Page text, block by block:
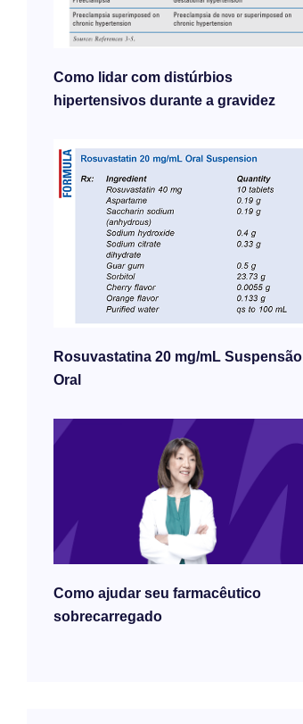
Como lidar com distúrbios
hipertensivos durante a gravidez
Rosuvastatina 20 mg/mL Suspensão
Oral
Como ajudar seu farmacêutico
sobrecarregado